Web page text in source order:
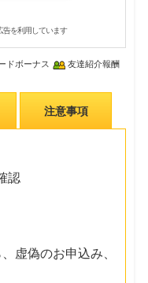
告を利用しています
ドボーナス 友達紹介報酬
注意事項
認
虚偽のお申込み、